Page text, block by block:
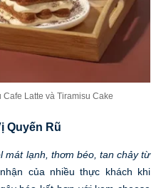
Cafe Latte và Tiramisu Cake
Quyến Rũ
mát lạnh, thơm béo, tan chảy từ
của nhiều thực khách khi